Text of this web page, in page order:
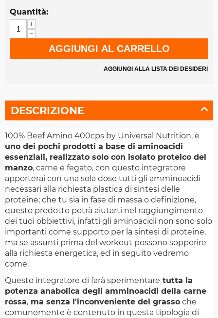
Quantità:
+
−
AGGIUNGI AL CARRELLO
AGGIUNGI ALLA LISTA DEI DESIDERI
DESCRIZIONE
100% Beef Amino 400cps by Universal Nutrition, è
uno dei pochi prodotti a base di aminoacidi
essenziali, realizzato solo con isolato proteico del
manzo, carne e fegato, con questo integratore
apporterai con una sola dose tutti gli amminoacidi
necessari alla richiesta plastica di sintesi delle
proteine; che tu sia in fase di massa o definizione,
questo prodotto potrà aiutarti nel raggiungimento
dei tuoi obbiettivi, infatti gli aminoacidi non sono solo
importanti come supporto per la sintesi di proteine,
ma se assunti prima del workout possono sopperire
alla richiesta energetica, ed in seguito vedremo
come.
Questo integratore di farà sperimentare tutta la
potenza anabolica degli amminoacidi della carne
rossa, ma senza l'inconveniente del grasso che
comunemente è contenuto in questa tipologia di